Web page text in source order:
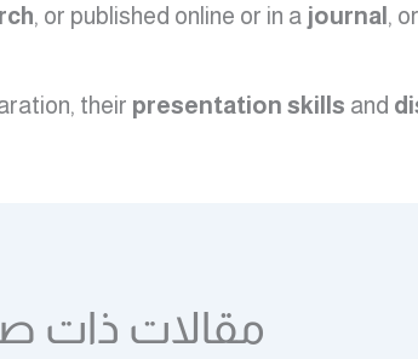
, or published online or in a journal, or
their presentation skills and
مقالات ذات